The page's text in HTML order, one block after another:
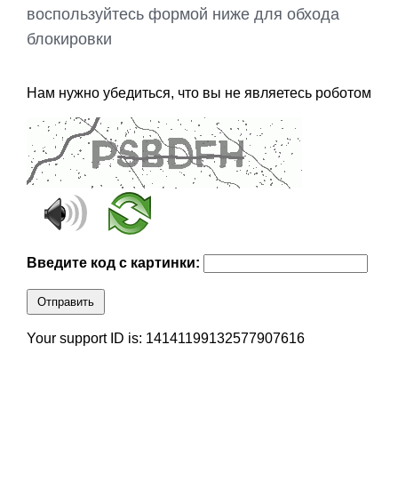
воспользуйтесь формой ниже для обхода
блокировки
Нам нужно убедиться, что вы не являетесь роботом
Введите код с картинки:
Отправить
Your support ID is: 14141199132577907616